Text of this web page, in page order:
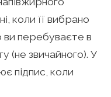
коли її вибрано
перебуваєте в
(не звичайного). У
підпис, коли